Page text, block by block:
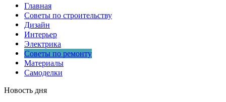
Главная
Советы по строительству
Дизайн
Интерьер
Электрика
Советы по ремонту
Материалы
Самоделки
Новость дня